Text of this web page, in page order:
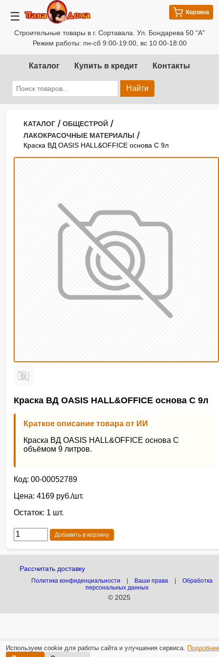
☰
Строительные товары в г. Сортавала. Ул. Бондарева 50 "А"
Режим работы: пн-сб 9:00-19:00, вс 10:00-18:00
Корзина
Каталог Купить в кредит Контакты
Найти
Используем cookie для работы сайта и улучшения сервиса. Подробнее
КАТАЛОГ / ОБЩЕСТРОЙ /
ЛАКОКРАСОЧНЫЕ МАТЕРИАЛЫ /
Краска ВД OASIS HALL&OFFICE основа С 9л
Краска ВД OASIS HALL&OFFICE основа С 9л
Краткое описание товара от ИИ
Краска ВД OASIS HALL&OFFICE основа С
объёмом 9 литров.
Код: 00-00052789
Цена: 4169 руб./шт.
Остаток: 1 шт.
Добавить в корзину
Рассчитать доставку
Политика конфиденциальности Ваши права
Обработка
персональных данных
© 2025